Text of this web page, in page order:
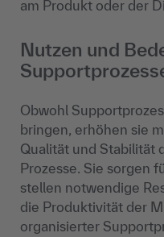
am Produkt oder der
Nutzen und
Obwohl
bringen, erhöhen sie
Qualität und Stabilität
Prozesse. Sie sorgen
stellen notwendige
die Produktivität der
organisierter